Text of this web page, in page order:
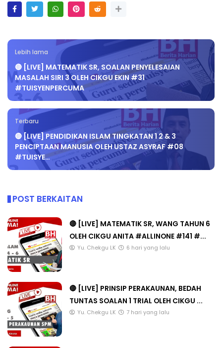
Lebih lama
🔴 [LIVE] MATEMATIK SR, SOALAN PENYELESAIAN
MASALAH SIRI 3 OLEH CIKGU EKIN #31
#TUISYENPERCUMA
Terbaru
🔴 [LIVE] PENDIDIKAN ISLAM TINGKATAN 1 2 & 3
PENCIPTAAN MANUSIA OLEH USTAZ ASYRAF #08
#TUISYE…
POST BERKAITAN
🔴 [LIVE] MATEMATIK SR, WANG TAHUN 6
OLEH CIKGU ANITA #ALLINONE #141 #...
Yu. Chekgu LK 6 hari yang lalu
🔴 [LIVE] PRINSIP PERAKAUNAN, BEDAH
TUNTAS SOALAN 1 TRIAL OLEH CIKGU ...
Yu. Chekgu LK 7 hari yang lalu